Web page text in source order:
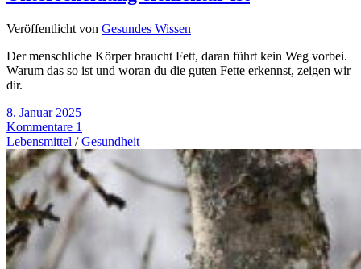
Veröffentlicht von Gesundes Wissen
Der menschliche Körper braucht Fett, daran führt kein Weg vorbei.
Warum das so ist und woran du die guten Fette erkennst, zeigen wir
dir.
8. Januar 2025
Kommentare 1
Lebensmittel /Gesundheit